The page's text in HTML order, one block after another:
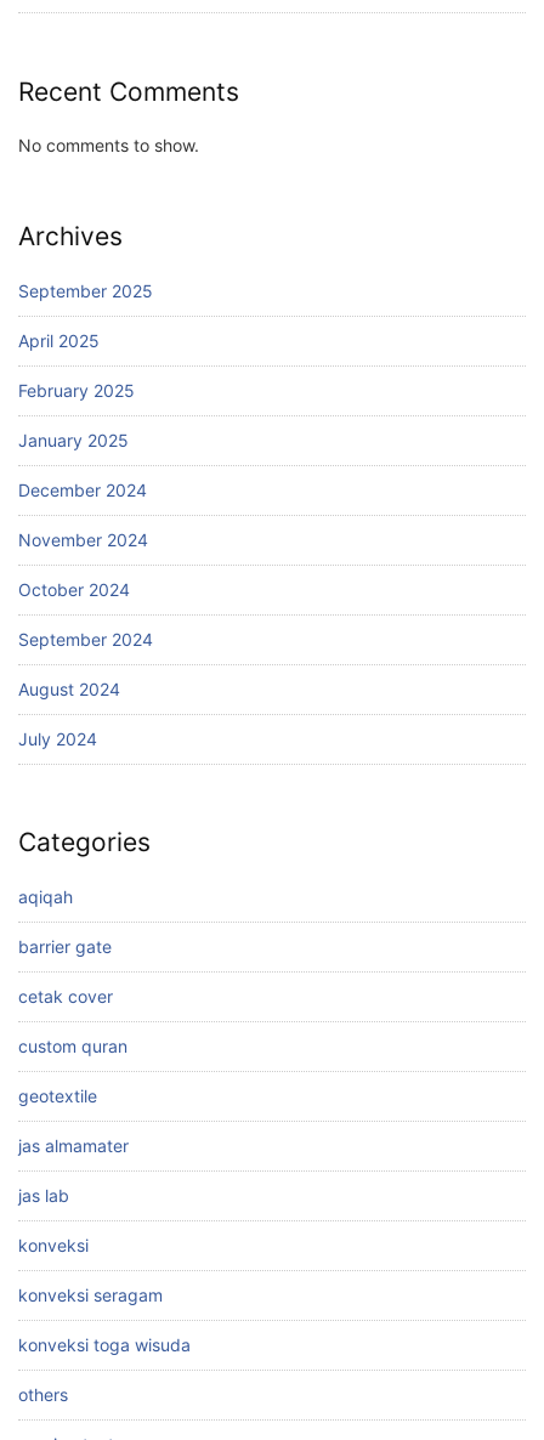
Recent Comments
No comments to show.
Archives
September 2025
April 2025
February 2025
January 2025
December 2024
November 2024
October 2024
September 2024
August 2024
July 2024
Categories
aqiqah
barrier gate
cetak cover
custom quran
geotextile
jas almamater
jas lab
konveksi
konveksi seragam
konveksi toga wisuda
others